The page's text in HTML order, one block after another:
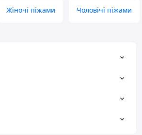
Жіночі піжами Чоловічі піжами